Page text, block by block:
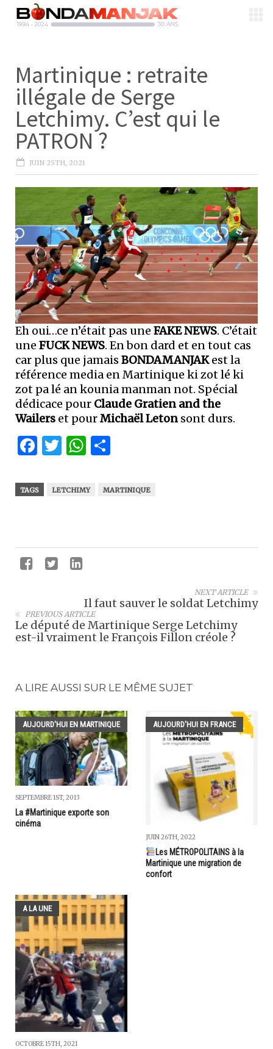
Martinique : retraite
illégale de Serge
Letchimy. C’est qui le
PATRON ?
JUIN 25TH, 2021
Eh oui…ce n’était pas une FAKE NEWS. C’était
une FUCK NEWS. En bon dard et en tout cas
car plus que jamais BONDAMANJAKest la
référence media en Martinique ki zot lé ki
zot pa lé an kounia manman not. Spécial
dédicace pour Claude Gratien and the
Wailers et pourMichaël Leton sont durs.
Facebook
Twitter
WhatsApp
TAGS LETCHIMY MARTINIQUE
NEXT ARTICLE
Il faut sauver le soldat Letchimy
PREVIOUS ARTICLE
Le député de Martinique Serge Letchimy
est-il vraiment le François Fillon créole ?
A LIRE AUSSI SUR LE MÊME SUJET
AUJOURD'HUI EN MARTINIQUE
SEPTEMBRE 1ST, 2013
La #Martinique exporte son
cinéma
AUJOURD'HUI EN FRANCE
JUIN 26TH, 2022
Les MÉTROPOLITAINS à la
Martinique une migration de
confort
A LA UNE
OCTOBRE 15TH, 2021